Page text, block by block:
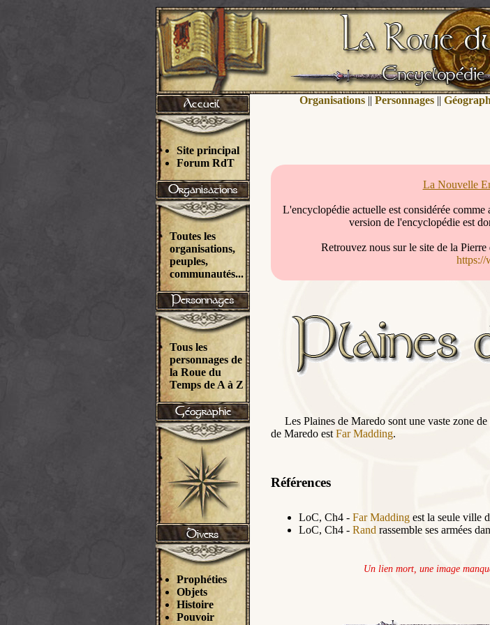
Site principal
Forum RdT
Toutes les
organisations,
peuples,
communautés...
Tous les
personnages de
la Roue du
Temps de A à Z
Prophéties
Objets
Histoire
Pouvoir
Organisations|| Personnages||
La Nouvelle
L'encyclopédie actuelle est considérée
version de l'encyclopédie est
Retrouvez nous sur le site de la
https://
Les Plaines de Maredo sont une vaste zone
de Maredo est Far Madding.
Références
LoC, Ch4 - Far Maddingest la seule ville
LoC, Ch4 - Rand rassemble ses armées
Un lien mort, une image